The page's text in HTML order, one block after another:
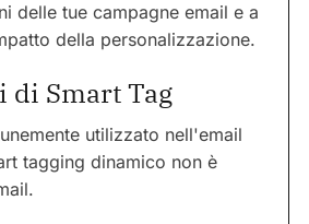
delle tue campagne email e a
della personalizzazione.
di Smart Tag
utilizzato nell'email
tagging dinamico non è